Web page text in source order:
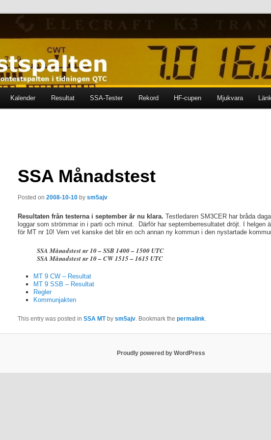
Kalender Resultat SSA-Tester Rekord HF-cupen Mjukvara
SSA Månadstest
Posted on 2008-10-10 by sm5ajv
Resultaten från testerna i september är nu klara. Testledaren SM3CER har bråda
loggar som strömmar in i parti och minut. Därför har septemberresultatet dröjt. I helgen
för MT nr 10! Vem vet kanske det blir en och annan ny kommun i den nystartade
SSA Månadstest nr 10 – SSB 1400 – 1500 UTC
SSA Månadstest nr 10 – CW1515 – 1615 UTC
MT 9 CW – Resultat
MT 9 SSB – Resultat
Regler
Kommunjakten
This entry was posted in SSA MTby sm5ajv. Bookmark the permalink.
Proudly powered by WordPress